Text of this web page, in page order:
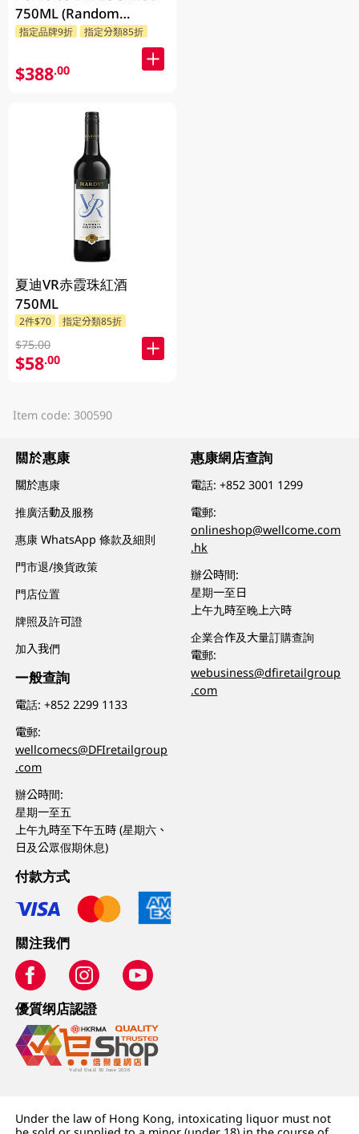
750ML (Random
Packaging)
指定品牌9折 指定分類85折
$388.00
夏迪VR赤霞珠紅酒
750ML
2件$70 指定分類85折
$75.00
$58.00
Item code: 300590
關於惠康
關於惠康
推廣活動及服務
惠康 WhatsApp 條款及細則
門市退/換貨政策
門店位置
牌照及許可證
加入我們
一般查詢
電話:+852 2299 1133
電郵:
wellcomecs@DFIretailgroup
.com
辦公時間:
星期一至五
上午九時至下午五時 (星期六、
日及公眾假期休息)
惠康網店查詢
電話:+852 3001 1299
電郵:
onlineshop@wellcome.com
.hk
辦公時間:
星期一至日
上午九時至晚上六時
企業合作及大量訂購查詢
電郵:
webusiness@dfiretailgroup
.com
付款方式
關注我們
優質纲店認證
Under the law of Hong Kong, intoxicating liquor must not